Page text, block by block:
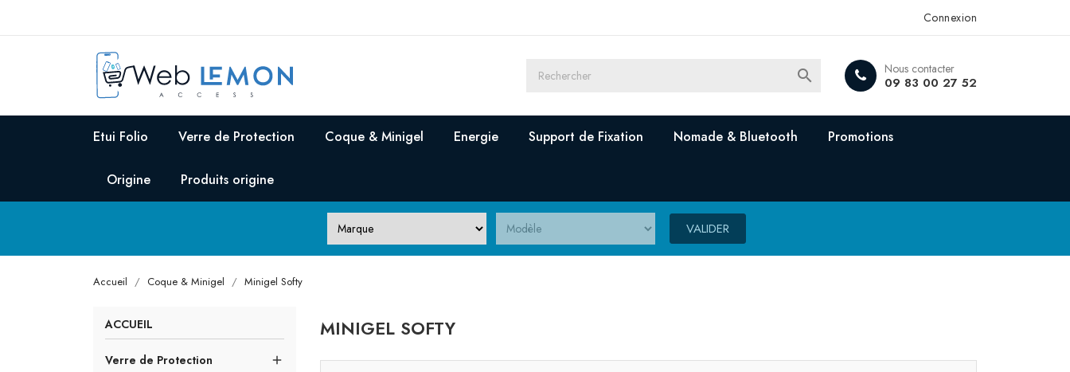
Connexion
Nous contacter
09 83 00 27 52

Etui Folio Verre de Protection Coque & Minigel Energie Support de Fixation Nomade & Bluetooth Promotions
Origine Produits origine
VALIDER
Accueil Coque & Minigel Minigel Softy
ACCUEIL
Verre de Protection 
MINIGEL SOFTY